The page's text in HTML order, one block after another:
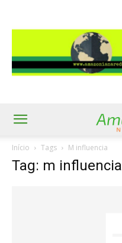
Início Tags M influencia
Tag: m influencia